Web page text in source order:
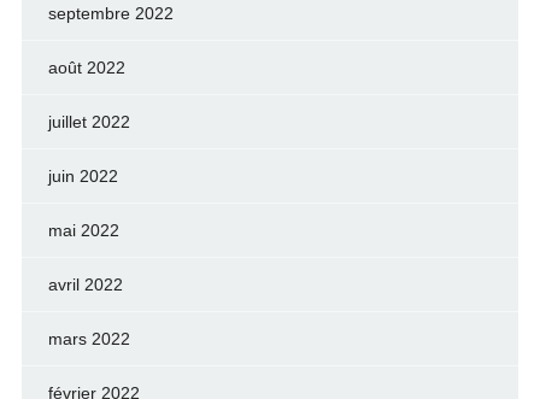
septembre 2022
août 2022
juillet 2022
juin 2022
mai 2022
avril 2022
mars 2022
février 2022